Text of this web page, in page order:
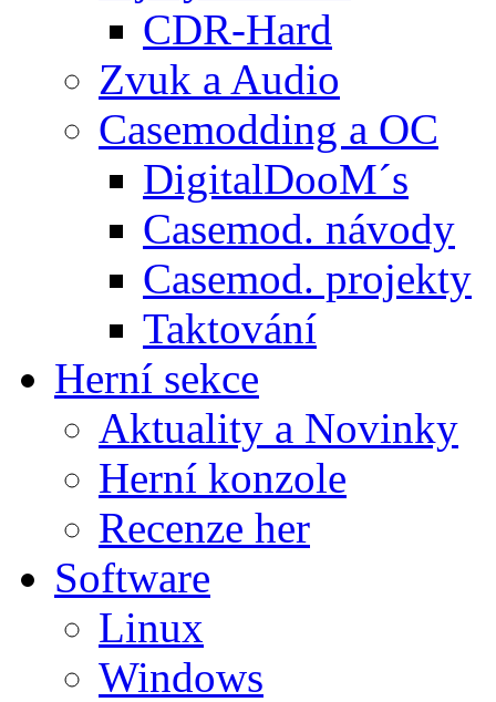
CDR-Hard
Zvuk a Audio
Casemodding a OC
DigitalDooM´s
Casemod. návody
Casemod. projekty
Taktování
Herní sekce
Aktuality a Novinky
Herní konzole
Recenze her
Software
Linux
Windows